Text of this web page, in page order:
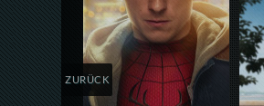
Details,Play
ZURÜCK